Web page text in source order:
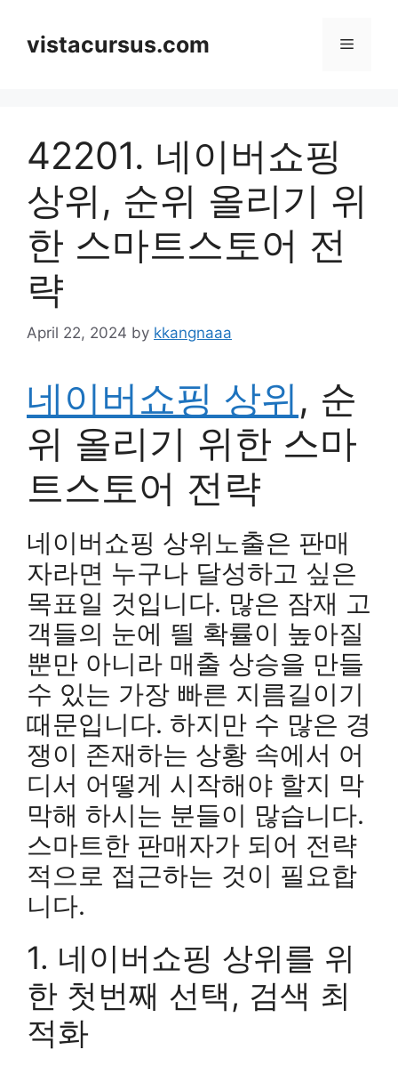
contentvistacursus.com Menu
42201. 네이버쇼핑
상위, 순위 올리기 위
한 스마트스토어 전
략
April 22, 2024 by kkangnaaa
네이버쇼핑 상위, 순
위 올리기 위한 스마
트스토어 전략
네이버쇼핑 상위노출은 판매
자라면 누구나 달성하고 싶은
목표일 것입니다. 많은 잠재 고
객들의 눈에 띌 확률이 높아질
뿐만 아니라 매출 상승을 만들
수 있는 가장 빠른 지름길이기
때문입니다. 하지만 수 많은 경
쟁이 존재하는 상황 속에서 어
디서 어떻게 시작해야 할지 막
막해 하시는 분들이 많습니다.
스마트한 판매자가 되어 전략
적으로 접근하는 것이 필요합
니다.
1. 네이버쇼핑 상위를 위
한 첫번째 선택, 검색 최
적화